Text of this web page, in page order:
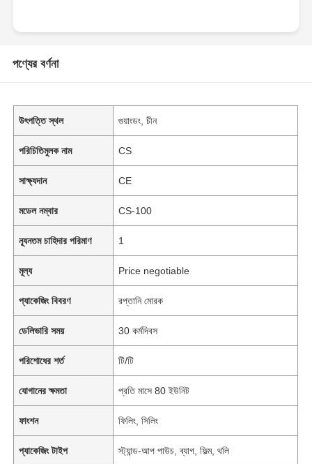
পণ্যের বর্ণনা
উৎপত্তি স্থল গুয়াংডং, চীন
পরিচিতিমুলক নাম CS
সাক্ষ্যদান CE
মডেল নম্বার CS-100
ন্যূনতম চাহিদার পরিমাণ 1
মূল্য Price negotiable
প্যাকেজিং বিবরণ রপ্তানি মোরক
ডেলিভারি সময় 30 কর্মদিবস
পরিশোধের শর্ত টি/টি
যোগানের ক্ষমতা প্রতি মাসে 80 ইউনিট
ফাংশন ফিলিং, সিলিং
প্যাকেজিং টাইপ স্ট্যান্ড-আপ পাউচ, ব্যাগ, ফিল্ম, থলি